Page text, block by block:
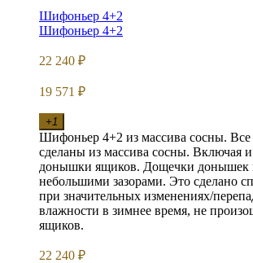
Шифоньер 4+2
Шифоньер 4+2
22 240 ₽
19 571 ₽
+1
Шифоньер 4+2 из массива сосны. Все
сделаны из массива сосны. Включая
донышки ящиков. Дощечки донышек
небольшими зазорами. Это сделано
при значительных изменениях/
влажности в зимнее время, не
ящиков.
22 240 ₽